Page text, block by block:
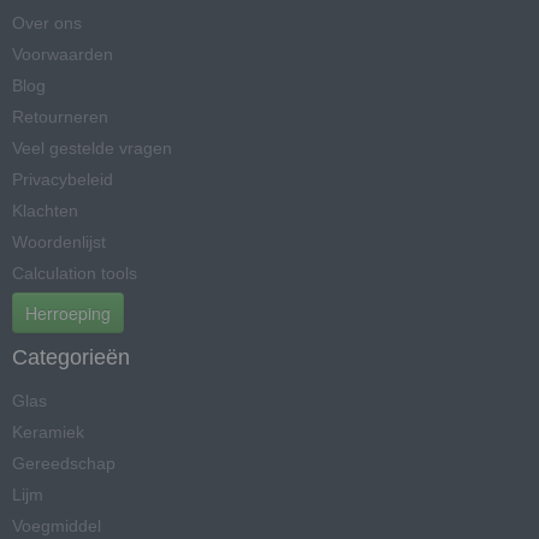
Over ons
Voorwaarden
Blog
Retourneren
Veel gestelde vragen
Privacybeleid
Klachten
Woordenlijst
Calculation tools
Herroeping
Categorieën
Glas
Keramiek
Gereedschap
Lijm
Voegmiddel